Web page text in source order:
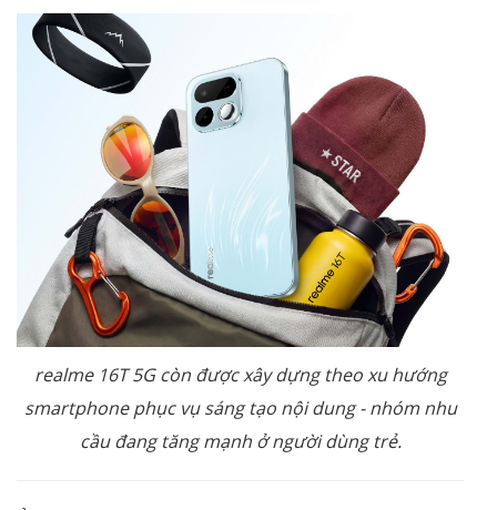
realme 16T 5G còn được xây dựng theo xu hướng
smartphone phục vụ sáng tạo nội dung - nhóm nhu
cầu đang tăng mạnh ở người dùng trẻ.